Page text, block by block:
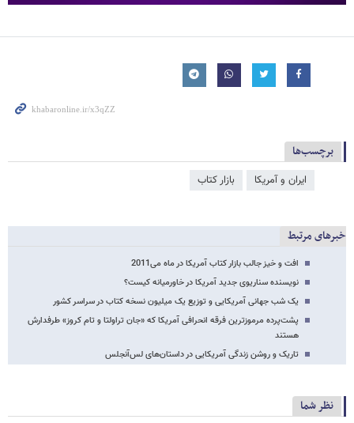
برچسب‌ها
ایران و آمریکا بازار کتاب
خبرهای مرتبط
افت و خیز جالب بازار کتاب آمریکا در ماه می2011
نویسنده سناریوی جدید آمریکا در خاورمیانه کیست؟
یک شب جهانی آمریکایی و توزیع یک میلیون نسخه کتاب در سراسر کشور
پشت‌پرده مرموز‌ترین فرقه انحرافی آمریکا که «جان تراولتا و تام کروز» طرفدارش
هستند
تاریک و روشن زندگی آمریکایی در داستان‌های لس‌آنجلس
نظر شما